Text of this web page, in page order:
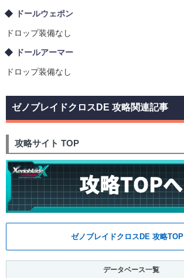
ドールウェポン
ドロップ装備なし
ドールアーマー
ドロップ装備なし
ゼノブレイドクロスDE 攻略関連記事
攻略サイト TOP
ゼノブレイドクロスDE 攻略TOP
データベース一覧